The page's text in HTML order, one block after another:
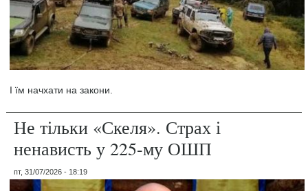
І їм начхати на закони.
Не тільки «Скеля». Страх і
ненависть у 225-му ОШП
пт, 31/07/2026 - 18:19